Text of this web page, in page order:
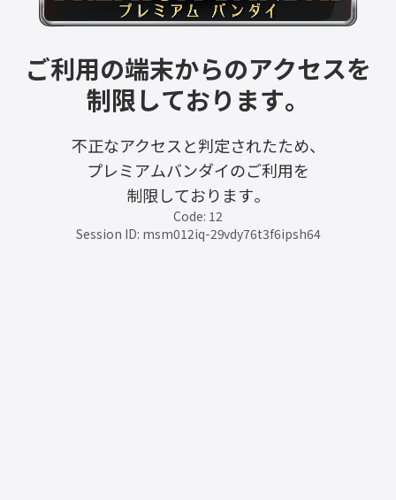
ご利用の端末からのアクセスを
制限しております。
不正なアクセスと判定されたため、
プレミアムバンダイのご利用を
制限しております。
Code: 12
Session ID: msm012iq-29vdy76t3f6ipsh64